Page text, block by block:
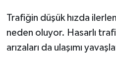
Trafiğin düşük hızda
neden oluyor. Hasarlı
arızaları da ulaşımı
Bolu Müftülüğü
Burdur Müftülüğü
Makaleler
Ekonomi